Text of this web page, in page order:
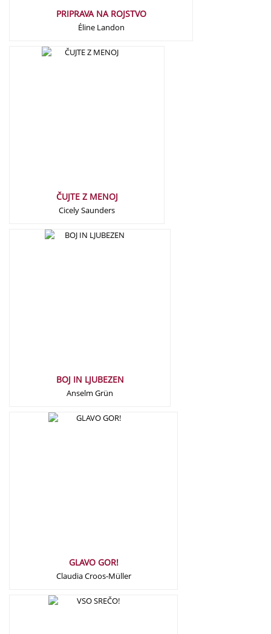
PRIPRAVA NA ROJSTVO
Éline Landon
ČUJTE Z MENOJ
Cicely Saunders
BOJ IN LJUBEZEN
Anselm Grün
GLAVO GOR!
Claudia Croos-Müller